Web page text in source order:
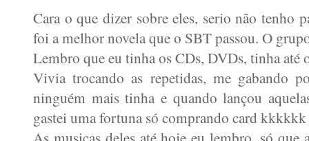
Cara o que dizer sobre eles, serio não tenho
foi a melhor novela que o SBT passou. O
Lembro que eu tinha os CDs, DVDs, tinha até
Vivia trocando as repetidas, me gabando
ninguém mais tinha e quando lançou
gastei uma fortuna só comprando card kkkkkk